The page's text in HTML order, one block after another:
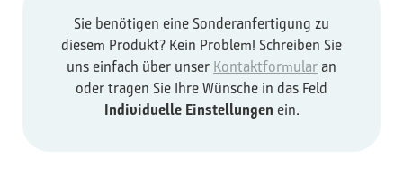
Sie benötigen eine Sonderanfertigung zu
diesem Produkt? Kein Problem! Schreiben Sie
uns einfach über unser Kontaktformular an
oder tragen Sie Ihre Wünsche in das Feld
Individuelle Einstellungen ein.